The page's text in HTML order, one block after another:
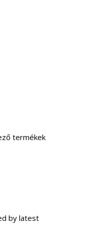
termékek
by latest